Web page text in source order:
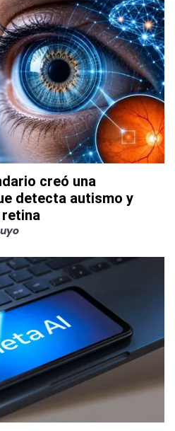
creó una
detecta autismo y
retina